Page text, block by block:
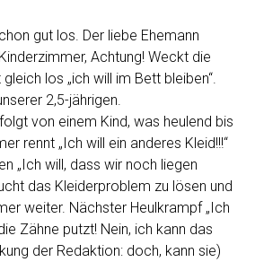
gut los. Der liebe Ehemann
Achtung! Weckt die
los „ich will im Bett bleiben“.
2,5-jährigen.
von einem Kind, was heulend bis
rennt „Ich will ein anderes Kleid!!!“
„Ich will, dass wir noch liegen
das Kleiderproblem zu lösen und
weiter. Nächster Heulkrampf „Ich
Zähne putzt! Nein, ich kann das
der Redaktion: doch, kann sie)